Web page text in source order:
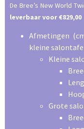
De Bree’s New World
leverbaar voor €829,00
Afmetingen
kleine
Kleine
Grote